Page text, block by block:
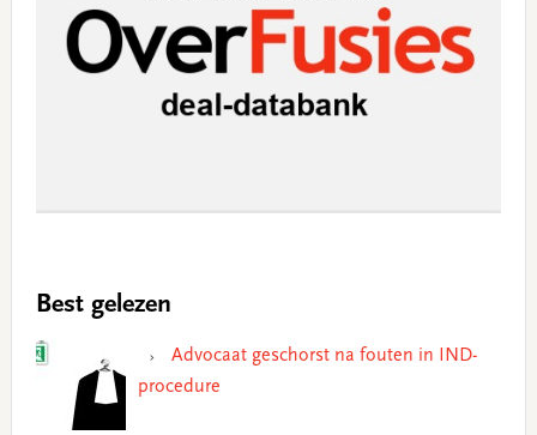
Best gelezen
Advocaat geschorst na fouten in IND-
procedure